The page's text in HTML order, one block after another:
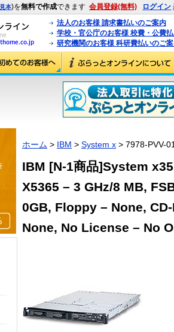
見本)を無料で作成できます 会員登録(無料) ログイン
法人のお客様 請求書払いのご案内
学校・官公庁のお客様 校費・公費
研究機関のお客様 科研費払いのご
ホーム > IBM > System x > 7978-PVV-
IBM [N-1商品]System
X5365 – 3 GHz/8 MB,
0GB, Floppy – None,
None, No License – No